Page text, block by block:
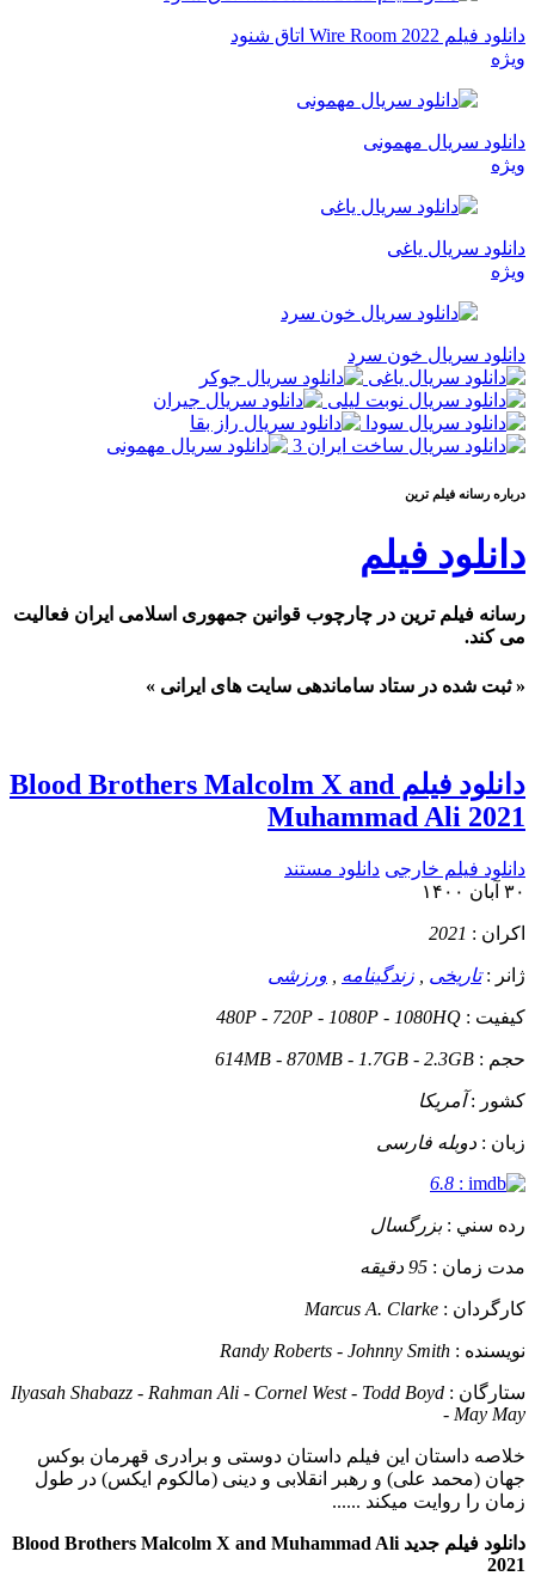
دانلود فیلم Wire Room 2022 اتاق شنود
ویژه
دانلود سریال مهمونی
ویژه
دانلود سریال یاغی
ویژه
دانلود سریال خون سرد
درباره رسانه فيلم ترين
دانلود فیلم
رسانه فیلم ترین در چارچوب قوانین جمهوری اسلامی ایران فعالیت
می کند.
« ثبت شده در ستاد ساماندهی سایت های ایرانی »
دانلود فیلم Blood Brothers Malcolm X and
Muhammad Ali 2021
دانلود فیلم خارجی دانلود مستند
۳۰ آبان ۱۴۰۰
اکران : 2021
ژانر :تاریخی زندگینامه ورزشی
کيفيت : 480P - 720P - 1080P - 1080HQ
حجم : 614MB - 870MB - 1.7GB - 2.3GB
کشور :آمریکا
زبان : دوبله فارسی
:
6.8
رده سني :بزرگسال
مدت زمان : 95 دقیقه
کارگردان : Marcus A. Clarke
نويسنده : Randy Roberts - Johnny Smith
ستارگان : Ilyasah Shabazz - Rahman Ali - Cornel West - Todd Boyd
- May May
خلاصه داستان این فیلم داستان دوستی و برادری قهرمان بوکس
جهان (محمد علی) و رهبر انقلابی و دینی (مالکوم ایکس) در طول
زمان را روایت میکند ......
دانلود فیلم جدید Blood Brothers Malcolm X and Muhammad Ali
2021